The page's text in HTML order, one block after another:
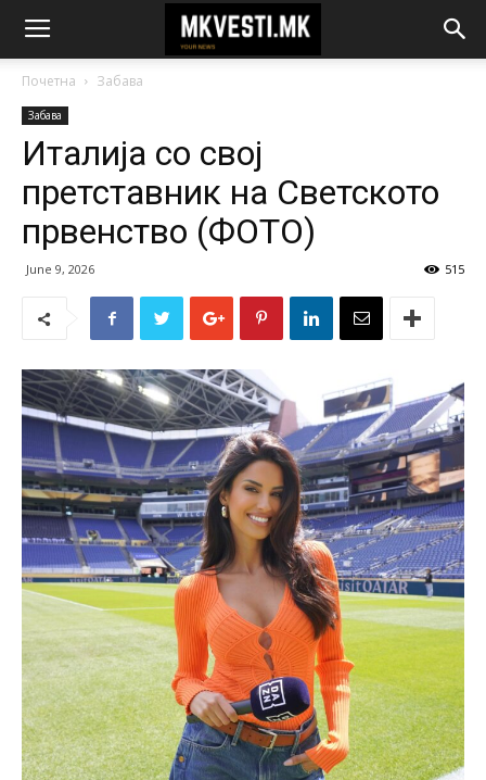
Почетна Забава
Забава
Италија со свој
претставник на Светското
првенство (ФОТО)
June 9, 2026 515